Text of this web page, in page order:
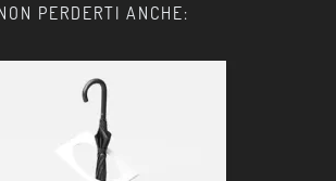
PERDERTI ANCHE: